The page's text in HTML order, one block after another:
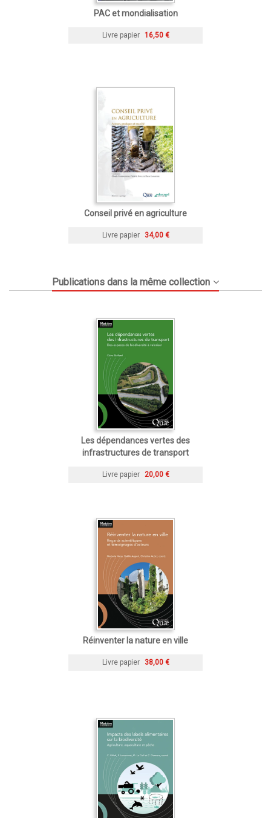
PAC et mondialisation
Livre papier 16,50 €
Conseil privé en agriculture
Livre papier 34,00 €
Publications dans la même collection
Les dépendances vertes des
infrastructures de transport
Livre papier 20,00 €
Réinventer la nature en ville
Livre papier 38,00 €